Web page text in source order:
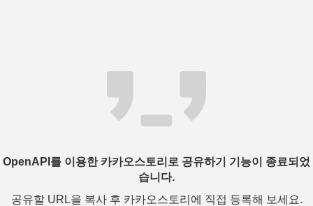
OpenAPI를 이용한 카카오스토리로 공유하기 기능이 종료되었
습니다.
공유할 URL을 복사 후 카카오스토리에 직접 등록해 보세요.